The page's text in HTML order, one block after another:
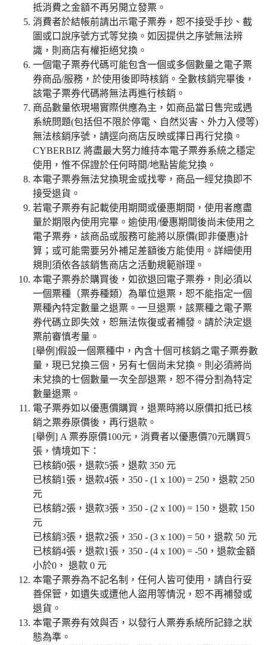
抵消費之金額不再另開立發票。
消費者於結帳前請出示電子票券，恕不接受手抄、截
圖或口說序號方式等兌換。如因提供之序號無法辨
識，則商店有權拒絕兌換。
一個電子票券代碼可能包含一個或多個數量之電子票
券商品/服務，於使用後即時核銷。全數核銷完畢後，
該電子票券代碼將無法再進行核銷。
商品數量依現場實際供應為主，如商品當日售完或遇
系統問題(包括但不限於停電、自然災害、外力入侵等)
無法核銷序號，請逕向商店反映或擇日再行兌換。
CYBERBIZ 將盡最大努力維持本電子票券系統之穩定
使用，惟不保證於任何時間/地點皆能兌換。
本電子票券無法兌換現金或找零，商品一經兌換即不
接受退貨。
若電子票券有記載使用期間或優惠期間，使用者應盡
量於期限內使用完畢。逾使用/優惠期間後尚未使用之
電子票券，該商品或服務可能將以原價(即非優惠)計
算；或可能需要另外補足差額後方能使用。詳細使用
規則須依各該銷售商店之活動規範辦理。
本電子票券於購買後，如欲退回電子票券，則必須以
一個票種（票券種類）為單位退票，恕不能指定一個
票種內特定數量之退票。一旦退票，該票種之電子票
券代碼立即失效，恕無法恢復或者補發。請於決定退
票前審慎考量。
[舉例]假設一個票種中，內含十個可核銷之電子票券數
量，現已兌換三個，另有七個尚未兌換。則必須將尚
未兌換的七個數量一次全部退票，恕不得分割為特定
數量退票。
電子票券如以優惠價購買，退票時將以原價扣抵已核
銷之票券原價後，再行退款。
[舉例] A 票券原價100元，消費者以優惠價70元購買5
張，情境如下：
已核銷0張，退款5張，退款 350 元
已核銷1張，退款4張，350 - (1 x 100) = 250，退款 250
元
已核銷2張，退款3張，350 - (2 x 100) = 150，退款 150
元
已核銷3張，退款2張，350 - (3 x 100) = 50，退款 50 元
已核銷4張，退款1張，350 - (4 x 100) = -50，退款金額
小於0， 退款 0 元
本電子票券為不記名制，任何人皆可使用，請自行妥
善保管，如遺失或遭他人盜用等情況，恕不再補發或
退貨。
本電子票券有效與否，以發行人票券系統所記錄之狀
態為準。